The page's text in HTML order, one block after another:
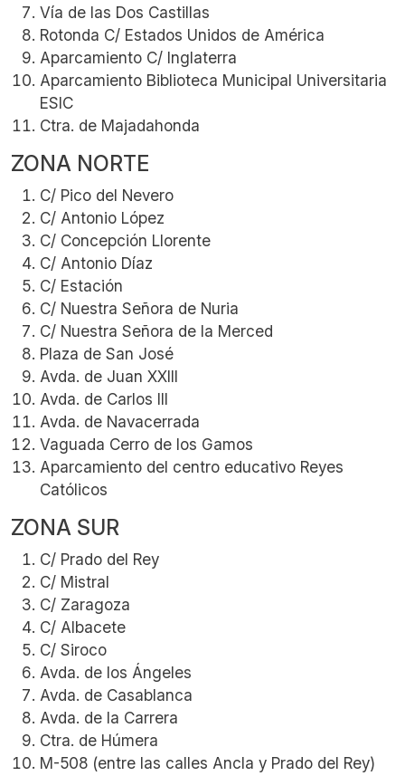
Vía de las Dos Castillas
Rotonda C/ Estados Unidos de América
Aparcamiento C/ Inglaterra
Aparcamiento Biblioteca Municipal Universitaria
ESIC
Ctra. de Majadahonda
ZONA NORTE
C/ Pico del Nevero
C/ Antonio López
C/ Concepción Llorente
C/ Antonio Díaz
C/ Estación
C/ Nuestra Señora de Nuria
C/ Nuestra Señora de la Merced
Plaza de San José
Avda. de Juan XXIII
Avda. de Carlos III
Avda. de Navacerrada
Vaguada Cerro de los Gamos
Aparcamiento del centro educativo Reyes
Católicos
ZONA SUR
C/ Prado del Rey
C/ Mistral
C/ Zaragoza
C/ Albacete
C/ Siroco
Avda. de los Ángeles
Avda. de Casablanca
Avda. de la Carrera
Ctra. de Húmera
M-508 (entre las calles Ancla y Prado del Rey)